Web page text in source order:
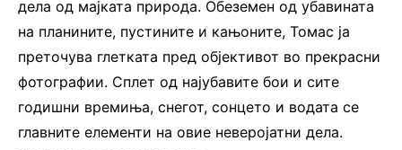
дела од мајката природа. Обеземен од убавината
на планините, пустините и кањоните, Томас ја
преточува глетката пред објективот во прекрасни
фотографии. Сплет од најубавите бои и сите
годишни времиња, снегот, сонцето и водата се
главните елементи на овие неверојатни дела.